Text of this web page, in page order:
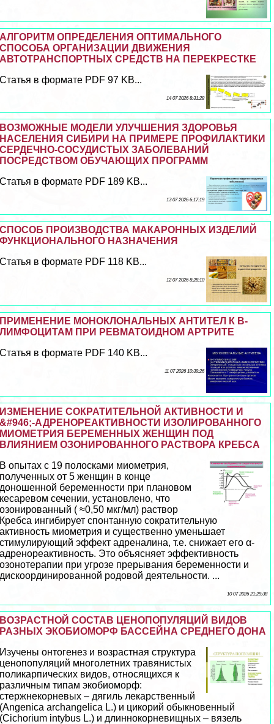
АЛГОРИТМ ОПРЕДЕЛЕНИЯ ОПТИМАЛЬНОГО
СПОСОБА ОРГАНИЗАЦИИ ДВИЖЕНИЯ
АВТОТРАНСПОРТНЫХ СРЕДСТВ НА ПЕРЕКРЕСТКЕ
Статья в формате PDF 97 KB...
14 07 2026 8:31:28
ВОЗМОЖНЫЕ МОДЕЛИ УЛУЧШЕНИЯ ЗДОРОВЬЯ
НАСЕЛЕНИЯ СИБИРИ НА ПРИМЕРЕ ПРОФИЛАКТИКИ
СЕРДЕЧНО-СОСУДИСТЫХ ЗАБОЛЕВАНИЙ
ПОСРЕДСТВОМ ОБУЧАЮЩИХ ПРОГРАММ
Статья в формате PDF 189 KB...
13 07 2026 6:17:19
СПОСОБ ПРОИЗВОДСТВА МАКАРОННЫХ ИЗДЕЛИЙ
ФУНКЦИОНАЛЬНОГО НАЗНАЧЕНИЯ
Статья в формате PDF 118 KB...
12 07 2026 8:28:10
ПРИМЕНЕНИЕ МОНОКЛОНАЛЬНЫХ АНТИТЕЛ К В-
ЛИМФОЦИТАМ ПРИ РЕВМАТОИДНОМ АРТРИТЕ
Статья в формате PDF 140 KB...
11 07 2026 10:39:26
ИЗМЕНЕНИЕ СОКРАТИТЕЛЬНОЙ АКТИВНОСТИ И
&#946;-АДРЕНОРЕАКТИВНОСТИ ИЗОЛИРОВАННОГО
МИОМЕТРИЯ БЕРЕМЕННЫХ ЖЕНЩИН ПОД
ВЛИЯНИЕМ ОЗОНИРОВАННОГО РАСТВОРА КРЕБСА
В опытах с 19 полосками миометрия,
полученных от 5 женщин в конце
доношенной беременности при плановом
кесаревом сечении, установлено, что
озонированный ( ≈0,50 мкг/мл) раствор
Кребса ингибирует спонтанную сократительную
активность миометрия и существенно уменьшает
стимулирующий эффект адреналина, т.е. снижает его α-
адренореактивность. Это объясняет эффективность
озонотерапии при угрозе прерывания беременности и
дискоординированной родовой деятельности. ...
10 07 2026 21:29:38
ВОЗРАСТНОЙ СОСТАВ ЦЕНОПОПУЛЯЦИЙ ВИДОВ
РАЗНЫХ ЭКОБИОМОРФ БАССЕЙНА СРЕДНЕГО ДОНА
Изучены онтогенез и возрастная структура
ценопопуляций многолетних травянистых
поликарпических видов, относящихся к
различным типам экобиоморф:
стержнекорневых – дягиль лекарственный
(Angenica archangelica L.) и цикорий обыкновенный
(Cichorium intybus L.) и длиннокорневищных – вязель